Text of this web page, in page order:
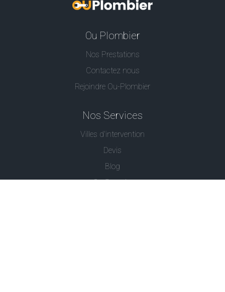
Ou Plombier
Nos Prestations
Contactez nous
Rejoindre Ou-Plombier
Nos Services
Villes d'intervention
Devis
Blog
Ou Serrurier